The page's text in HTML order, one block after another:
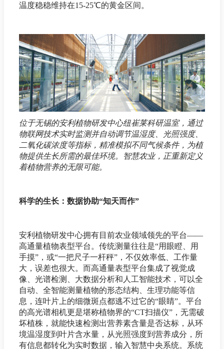
温度稳稳维持在15-25℃的黄金区间。
位于无锡的安利植物研发中心纽崔莱科研温室，通过
物联网技术实时监测并自动调节温湿度、光照强度、
二氧化碳浓度等指标，精准模拟不同气候条件，为植
物提供生长所需的最佳环境。智慧农业，正重新定义
着植物营养的无限可能。
科学的生长：数据协助“知天而作”
安利植物研发中心拥有目前农业领域领先的平台——
高通量植物表型平台。传统测量往往是“用眼瞪、用
手摸”，或“一把尺子一杆秤”，不仅效率低、工作量
大，误差也很大。而高通量表型平台集成了视觉成
像、光谱检测、大数据分析和人工智能技术，可以全
自动、全智能测量植物的形态结构、生理功能等信
息，连叶片上的细微斑点都逃不过它的“眼睛”。平台
的高光谱相机更是堪称植物界的“CT扫描仪”，无需破
坏植株，就能快速检测出营养素含量是否达标，从环
境温湿度到叶片含水量，从光照强度到营养成分，所
有信息都转化为实时数据，输入智慧中央系统。系统